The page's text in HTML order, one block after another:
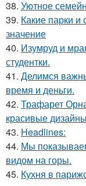
38. Уютное
39. Какие парки
значение
40. Изумруд и
студентки.
41. Делимся
время и деньги.
42. Трафарет
красивые дизайны
43. Headlines:
44. Мы
видом на горы.
45. Кухня в